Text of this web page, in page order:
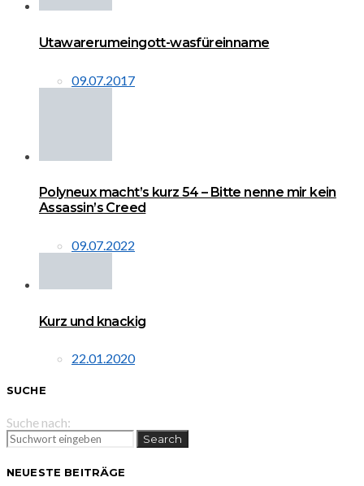
Utawarerumeingott-wasfüreinname
09.07.2017
Polyneux macht’s kurz 54 – Bitte nenne mir kein
Assassin’s Creed
09.07.2022
Kurz und knackig
22.01.2020
SUCHE
Suche nach:
Search
NEUESTE BEITRÄGE